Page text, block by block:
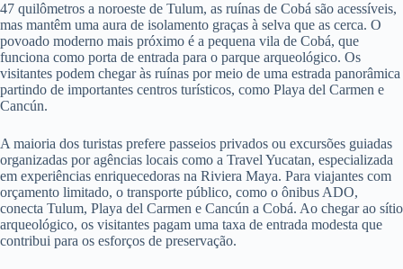
47 quilômetros a noroeste de Tulum, as ruínas de Cobá são acessíveis,
mas mantêm uma aura de isolamento graças à selva que as cerca. O
povoado moderno mais próximo é a pequena vila de Cobá, que
funciona como porta de entrada para o parque arqueológico. Os
visitantes podem chegar às ruínas por meio de uma estrada panorâmica
partindo de importantes centros turísticos, como Playa del Carmen e
Cancún.
A maioria dos turistas prefere passeios privados ou excursões guiadas
organizadas por agências locais como a Travel Yucatan, especializada
em experiências enriquecedoras na Riviera Maya. Para viajantes com
orçamento limitado, o transporte público, como o ônibus ADO,
conecta Tulum, Playa del Carmen e Cancún a Cobá. Ao chegar ao sítio
arqueológico, os visitantes pagam uma taxa de entrada modesta que
contribui para os esforços de preservação.